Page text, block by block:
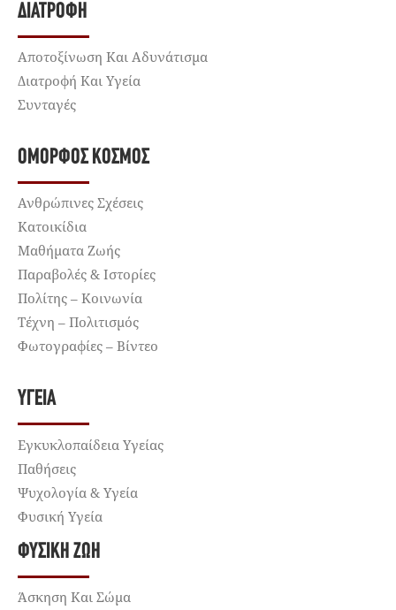
ΔΙΑΤΡΟΦΉ
Αποτοξίνωση Και Αδυνάτισμα
Διατροφή Και Υγεία
Συνταγές
ΌΜΟΡΦΟΣ ΚΌΣΜΟΣ
Ανθρώπινες Σχέσεις
Κατοικίδια
Μαθήματα Ζωής
Παραβολές & Ιστορίες
Πολίτης – Κοινωνία
Τέχνη – Πολιτισμός
Φωτογραφίες – Βίντεο
ΥΓΕΊΑ
Εγκυκλοπαίδεια Υγείας
Παθήσεις
Ψυχολογία & Υγεία
Φυσική Υγεία
ΦΥΣΙΚΉ ΖΩΉ
Άσκηση Και Σώμα